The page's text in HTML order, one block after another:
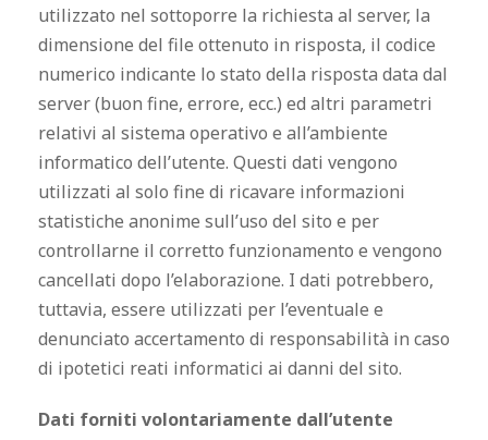
utilizzato nel sottoporre la richiesta al server, la
dimensione del file ottenuto in risposta, il codice
numerico indicante lo stato della risposta data dal
server (buon fine, errore, ecc.) ed altri parametri
relativi al sistema operativo e all’ambiente
informatico dell’utente. Questi dati vengono
utilizzati al solo fine di ricavare informazioni
statistiche anonime sull’uso del sito e per
controllarne il corretto funzionamento e vengono
cancellati dopo l’elaborazione. I dati potrebbero,
tuttavia, essere utilizzati per l’eventuale e
denunciato accertamento di responsabilità in caso
di ipotetici reati informatici ai danni del sito.
Dati forniti volontariamente dall’utente